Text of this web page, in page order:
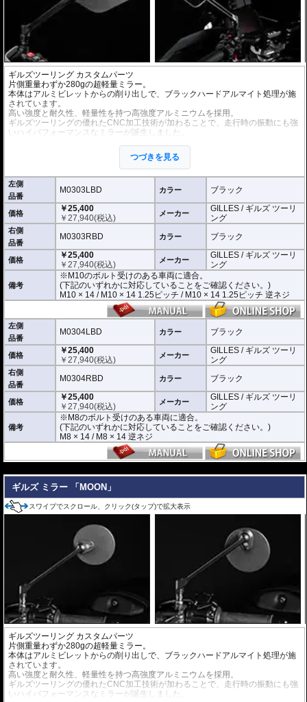
ギルズツーリング カスタムパーツ
片側重量わずか280gの超軽量ミラー。
本体はアルミビレットからの削り出しで、ブラックハードアルマイト処理が施
されています。
高い強度と耐久性、軽量性を持つ高強度アルミニウムを採用。
ギルズツーリングの優れたCNC加工技術が加わることで、走行時の振動にも強
いハイパフォーマンスなミラーが誕生しました。
付属アダプターは汎用性が高く、多くの車種にご利用いただけます。
※車検対応
※左右別売
※商品は汎用品です。
(取付確認がされているものは下記の適合検索で適合品番をご確認いただけま
す。)
M0303LBD / M0303RBD : M10のボルト受けのある車両に適合
※車体側のミラーの取り付け部分が下記のいずれかのネジに対応していること
をご確認ください。
M10 × 14 / M10 × 14 1.25ピッチ / M10 × 14 1.25ピッチ 逆ネジ
M0304LBD / M0304RBD : M8のボルト受けのある車両に適合
※車体側のミラーの取り付け部分が下記のいずれかのネジに対応していること
M8 × 14 / M8 × 14 逆ネジ
※取付箇所の状況や干渉するものがないかなど、あらかじめ寸法図を参考に実
車にて事前にご確認願います。
つづきを見る
左側
品番
M0303LBD カラー ブラック
価格
￥25,400
￥27,940(税込) メーカー
GILLES / ギルズ ツーリ
ング
右側
品番
M0303RBD カラー ブラック
価格
￥25,400
￥27,940(税込) メーカー
GILLES / ギルズ ツーリ
ング
備考
※M10のボルト受けのある車両に適合。
(下記のいずれかに対応していることをご確認ください。)
M10 × 14 / M10 × 14 1.25ピッチ / M10 × 14 1.25ピッチ 逆ネジ
左側
品番
M0304LBD カラー ブラック
価格
￥25,400
￥27,940(税込) メーカー
GILLES / ギルズ ツーリ
ング
右側
品番
M0304RBD カラー ブラック
価格
￥25,400
￥27,940(税込) メーカー
GILLES / ギルズ ツーリ
ング
備考
※M8のボルト受けのある車両に適合。
(下記のいずれかに対応していることをご確認ください。)
M8 × 14 / M8 × 14 逆ネジ
ギルズ ミラー 「MOON」
スワイプでスクロール、クリック(タップ)で拡大表示
ギルズツーリング カスタムパーツ
片側重量わずか280gの超軽量ミラー。
本体はアルミビレットからの削り出しで、ブラックハードアルマイト処理が施
されています。
高い強度と耐久性、軽量性を持つ高強度アルミニウムを採用。
ギルズツーリングの優れたCNC加工技術が加わることで、走行時の振動にも強
いハイパフォーマンスなミラーが誕生しました。